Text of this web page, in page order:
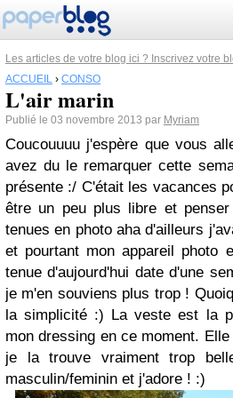
Les articles de votre blog ici ? Inscrivez votre
ACCUEIL › CONSO
L'air marin
Publié le 03 novembre 2013 par Myriam
Coucouuuu j'espère que vous
avez du le remarquer cette
présente :/ C'était les vacances
être un peu plus libre et
tenues en photo aha d'ailleurs
et pourtant mon appareil photo
tenue d'aujourd'hui date d'une
je m'en souviens plus trop !
la simplicité :) La veste est la
mon dressing en ce moment.
je la trouve vraiment trop
masculin/feminin et j'adore ! :)